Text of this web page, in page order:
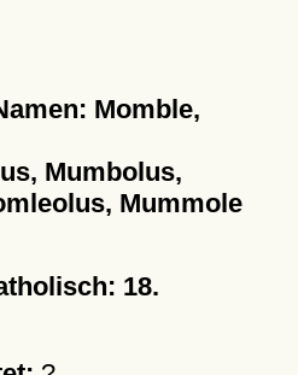
Momble,
Mumbolus,
Mummole
18.